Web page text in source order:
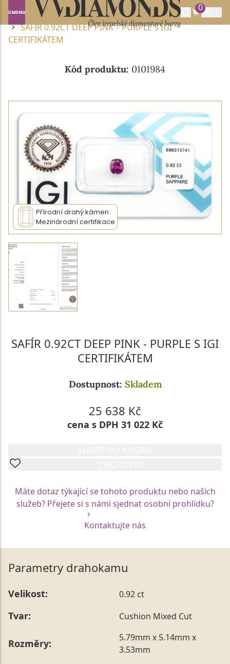
0
Domů DRAHOKAMY A POLODRAHOKAMY
SAFÍR
SAFÍR 0.92CT DEEP PINK – PURPLE S IGI
CERTIFIKÁTEM
Kód produktu: 0101984
Přírodní drahý kámen
Mezinárodní certifikace
SAFÍR 0.92CT DEEP PINK - PURPLE S IGI
CERTIFIKÁTEM
Dostupnost: Skladem
25 638 Kč
cena s DPH 31 022 Kč
Máte dotaz týkající se tohoto produktu nebo našich
služeb? Přejete si s námi sjednat osobní prohlídku?
Kontaktujte nás
Parametry drahokamu
Velikost: 0.92 ct
Tvar: Cushion Mixed Cut
Rozměry:
5.79mm x 5.14mm x
3.53mm